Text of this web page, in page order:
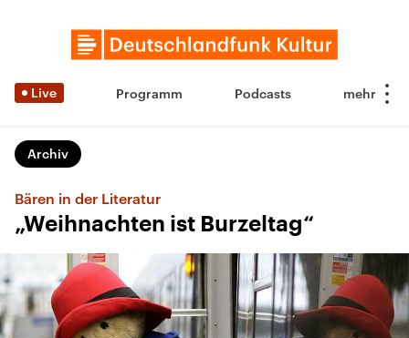
Live Programm Podcasts
Archiv
Bären in der Literatur
„Weihnachten ist Burzeltag“